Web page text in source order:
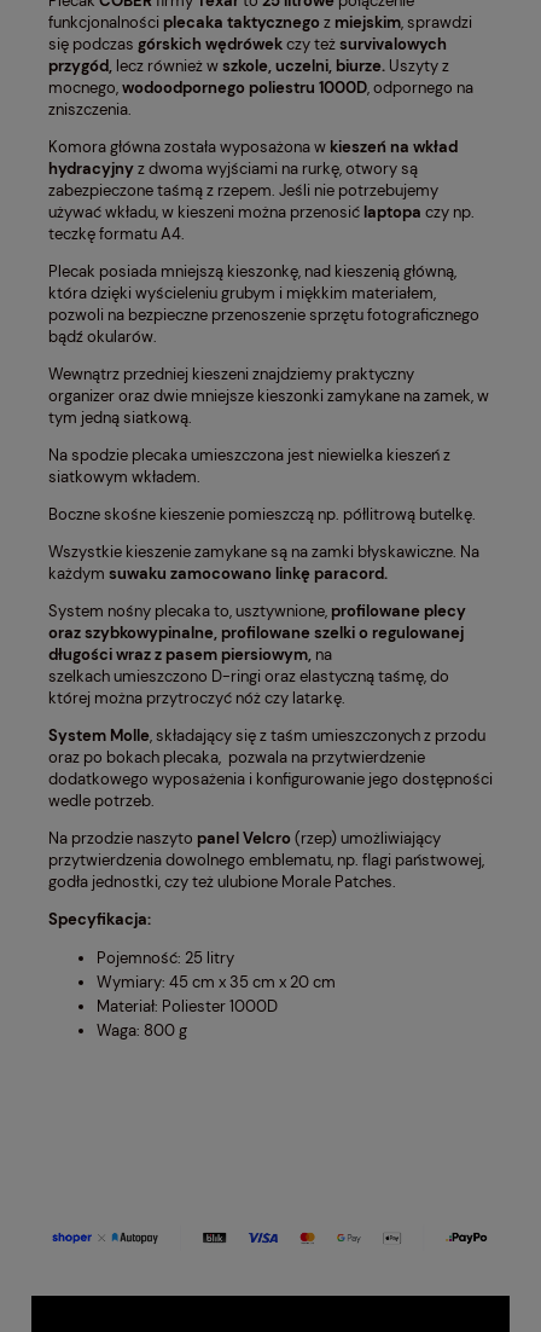
funkcjonalności plecaka taktycznegoz miejskim, sprawdzi
się podczas górskich wędrówekczy teżsurvivalowych
przygód, lecz również wszkole, uczelni, biurze. Uszyty z
mocnego,wodoodpornego poliestru 1000D, odpornego na
zniszczenia.
Komora główna została wyposażona w kieszeń na wkład
hydracyjnyz dwoma wyjściami na rurkę, otwory są
zabezpieczone taśmą z rzepem. Jeśli nie potrzebujemy
używać wkładu, w kieszeni można przenosić laptopa czy np.
teczkę formatu A4.
Plecak posiada mniejszą kieszonkę, nad kieszenią główną,
która dzięki wyścieleniu grubym i miękkim materiałem,
pozwoli na bezpieczne przenoszenie sprzętu fotograficznego
bądź okularów.
Wewnątrz przedniej kieszeni znajdziemy praktyczny
organizer oraz dwie mniejsze kieszonki zamykane na zamek, w
tym jedną siatkową.
Na spodzie plecaka umieszczona jest niewielka kieszeń z
siatkowym wkładem.
Boczne skośne kieszenie pomieszczą np. półlitrową butelkę.
Wszystkie kieszenie zamykane są na zamki błyskawiczne. Na
każdym suwaku zamocowano linkę paracord.
System nośny plecaka to, usztywnione, profilowane plecy
oraz szybkowypinalne, profilowane szelki o regulowanej
długości wraz z pasem piersiowym, na
szelkachumieszczono D-ringi oraz elastyczną taśmę, do
której można przytroczyć nóż czy latarkę.
System Molle, składający się z taśm umieszczonych z przodu
oraz po bokach plecaka, pozwala na przytwierdzenie
dodatkowego wyposażenia i konfigurowanie jego dostępności
wedle potrzeb.
Na przodzie naszyto panel Velcro(rzep) umożliwiający
przytwierdzenia dowolnego emblematu, np. flagi państwowej,
godła jednostki, czy też ulubione Morale Patches.
Specyfikacja:
Pojemność: 25 litry
Wymiary: 45 cm x 35 cm x 20 cm
Materiał: Poliester 1000D
Waga: 800 g